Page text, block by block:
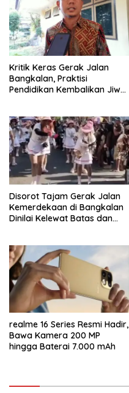
Kritik Keras Gerak Jalan
Bangkalan, Praktisi
Pendidikan Kembalikan Jiwa
Disorot Tajam Gerak Jalan
Kemerdekaan di Bangkalan
Dinilai Kelewat Batas dan
realme 16 Series Resmi Hadir,
Bawa Kamera 200 MP
hingga Baterai 7.000 mAh